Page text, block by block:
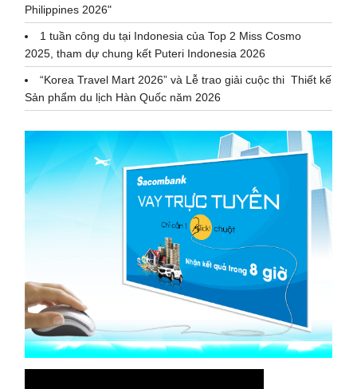
Philippines 2026"
1 tuần công du tại Indonesia của Top 2 Miss Cosmo
2025, tham dự chung kết Puteri Indonesia 2026
“Korea Travel Mart 2026” và Lễ trao giải cuộc thi Thiết kế
Sản phẩm du lịch Hàn Quốc năm 2026